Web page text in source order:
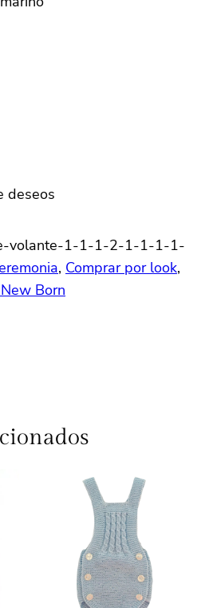
volante-1-1-1-2-1-1-1-1-
, Comprar por look,
Born